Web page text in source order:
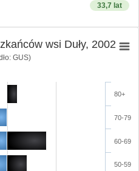
33,7 lat
wsi Duły, 2002
GUS)
50-59
60-69
70-79
80+